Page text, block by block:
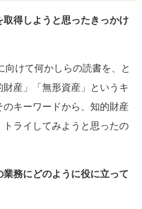
得しようと思ったきっかけ
向けて何かしらの読書を、と
産」「無形資産」というキ
キーワードから、知的財産
ライしてみようと思ったの
務にどのように役に立って